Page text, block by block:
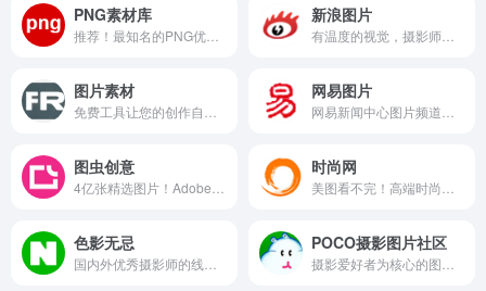
PNG素材库 新浪图片
图片素材 网易图片
图虫创意 时尚网
色影无忌 POCO摄影图片社区